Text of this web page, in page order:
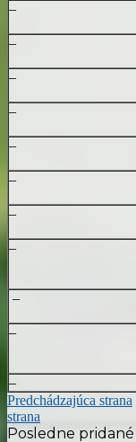
–
–
–
–
–
–
–
–
–
–
–
Predchádzajúca strana
strana
Posledne pridané